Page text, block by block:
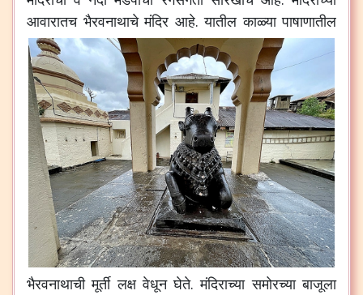
आवारातच भैरवनाथाचे मंदिर आहे.यातील काळ्या पाषाणातील
भैरवनाथाची मूर्ती लक्ष वेधून घेते. मंदिराच्या समोरच्या बाजूला